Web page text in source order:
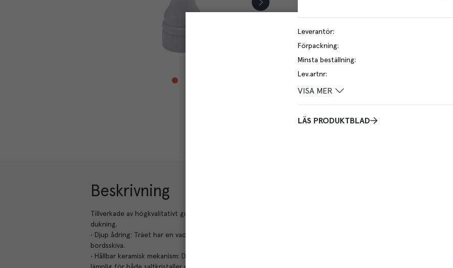
Leverantör:
Förpackning:
Minsta beställning:
Lev.artnr:
VISA MER
LÄS PRODUKTBLAD
Beskrivning
Tillverkade av högkvalitativt gummiträ, vilket ger en naturlig och elegant touch till din bords
dukning.
• Djup ådring: Träet har en vacker djup ådring, vilket ger textur och sofistikering till din
bordsskiva.
• Hållbar keramisk mekanism: Den keramiska malningsmekanismen är byggd för att hålla och är